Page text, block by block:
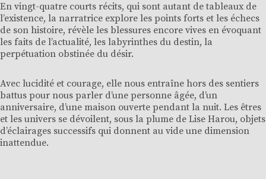
En vingt-quatre courts récits, qui sont autant de tableaux de
l’existence, la narratrice explore les points forts et les échecs
de son histoire, révèle les blessures encore vives en évoquant
les faits de l’actualité, les labyrinthes du destin, la
perpétuation obstinée du désir.
Avec lucidité et courage, elle nous entraîne hors des sentiers
battus pour nous parler d’une personne âgée, d’un
anniversaire, d’une maison ouverte pendant la nuit. Les êtres
et les univers se dévoilent, sous la plume de Lise Harou, objets
d’éclairages successifs qui donnent au vide une dimension
inattendue.